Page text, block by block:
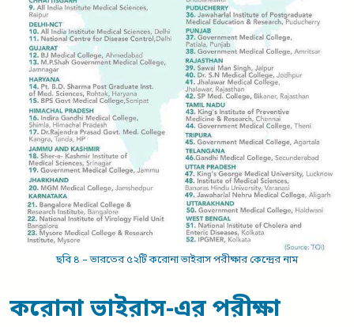
ছবি ৪ – ভারতের ৫২টি করোনা ভাইরাস পরীক্ষার কেন্দ্রের নাম
করোনা ভাইরাস-এর পরীক্ষা